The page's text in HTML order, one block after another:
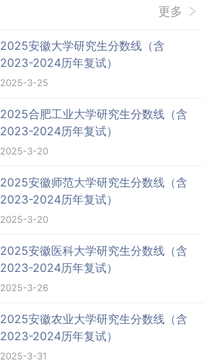
更多
2025安徽大学研究生分数线（含
2023-2024历年复试）
2025-3-25
2025合肥工业大学研究生分数线（含
2023-2024历年复试）
2025-3-20
2025安徽师范大学研究生分数线（含
2023-2024历年复试）
2025-3-20
2025安徽医科大学研究生分数线（含
2023-2024历年复试）
2025-3-26
2025安徽农业大学研究生分数线（含
2023-2024历年复试）
2025-3-31